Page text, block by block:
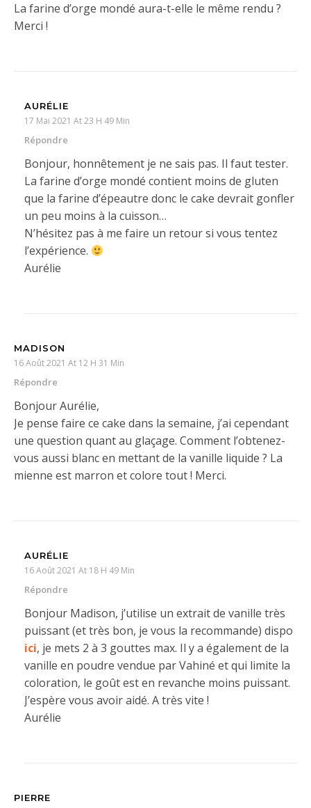
La farine d’orge mondé aura-t-elle le même rendu ?
Merci !
AURÉLIE
17 Mai 2021 At 23 H 49 Min
Répondre
Bonjour, honnêtement je ne sais pas. Il faut tester.
La farine d’orge mondé contient moins de gluten
que la farine d’épeautre donc le cake devrait gonfler
un peu moins à la cuisson…
N’hésitez pas à me faire un retour si vous tentez
l’expérience.
Aurélie
MADISON
16 Août 2021 At 12 H 31 Min
Répondre
Bonjour Aurélie,
Je pense faire ce cake dans la semaine, j’ai cependant
une question quant au glaçage. Comment l’obtenez-
vous aussi blanc en mettant de la vanille liquide ? La
mienne est marron et colore tout ! Merci.
AURÉLIE
16 Août 2021 At 18 H 49 Min
Répondre
Bonjour Madison, j’utilise un extrait de vanille très
puissant (et très bon, je vous la recommande) dispo
ici, je mets 2 à 3 gouttes max. Il y a également de la
vanille en poudre vendue par Vahiné et qui limite la
coloration, le goût est en revanche moins puissant.
J’espère vous avoir aidé. A très vite !
Aurélie
PIERRE